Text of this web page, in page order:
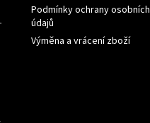
je 5 z 5 hvězdiček.
Podmínky ochrany osobních
údajů
Výměna a vrácení zboží